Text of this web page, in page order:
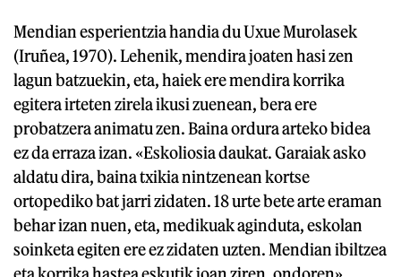
Mendian esperientzia handia du Uxue Murolasek
(Iruñea, 1970). Lehenik, mendira joaten hasi zen
lagun batzuekin, eta, haiek ere mendira korrika
egitera irteten zirela ikusi zuenean, bera ere
probatzera animatu zen. Baina ordura arteko bidea
ez da erraza izan. «Eskoliosia daukat. Garaiak asko
aldatu dira, baina txikia nintzenean kortse
ortopediko bat jarri zidaten. 18 urte bete arte eraman
behar izan nuen, eta, medikuak aginduta, eskolan
soinketa egiten ere ez zidaten uzten. Mendian ibiltzea
eta korrika hastea eskutik joan ziren, ondoren».